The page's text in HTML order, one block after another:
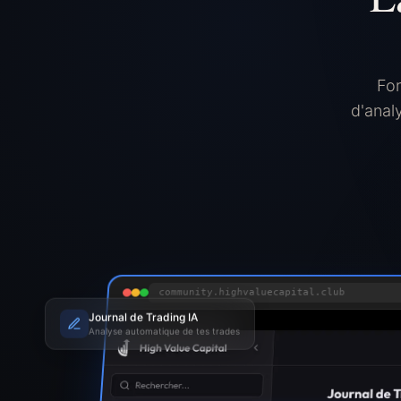
Journal de Trading IA
Analyse automatique de tes trades
community.highvaluecapital.club